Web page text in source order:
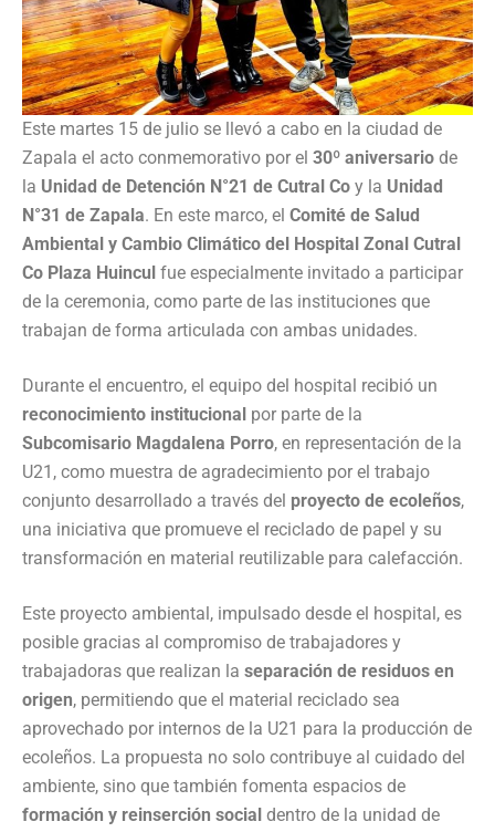
Este martes 15 de julio se llevó a cabo en la ciudad de
Zapala el acto conmemorativo por el 30º aniversario de
la Unidad de Detención N°21 de Cutral Co y la Unidad
N°31 de Zapala. En este marco, el Comité de Salud
Ambiental y Cambio Climático del Hospital Zonal Cutral
Co Plaza Huincul fue especialmente invitado a participar
de la ceremonia, como parte de las instituciones que
trabajan de forma articulada con ambas unidades.
Durante el encuentro, el equipo del hospital recibió un
reconocimiento institucional por parte de la
Subcomisario Magdalena Porro, en representación de la
U21, como muestra de agradecimiento por el trabajo
conjunto desarrollado a través del proyecto de ecoleños,
una iniciativa que promueve el reciclado de papel y su
transformación en material reutilizable para calefacción.
Este proyecto ambiental, impulsado desde el hospital, es
posible gracias al compromiso de trabajadores y
trabajadoras que realizan la separación de residuos en
origen, permitiendo que el material reciclado sea
aprovechado por internos de la U21 para la producción de
ecoleños. La propuesta no solo contribuye al cuidado del
ambiente, sino que también fomenta espacios de
formación y reinserción social dentro de la unidad de